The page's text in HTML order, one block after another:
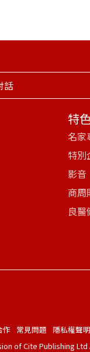
話
特
名家
特別
影音
商周
良醫
作 常見問題 隱私權聲明
of Cite Publishing